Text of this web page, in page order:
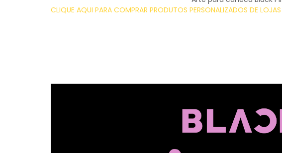
CLIQUE AQUI PARA COMPRAR PRODUTOS PERSONALIZADOS DE